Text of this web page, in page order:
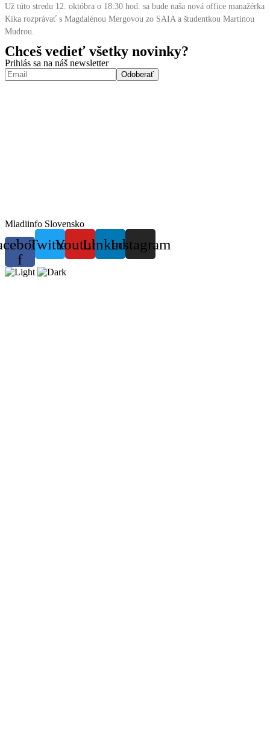
Už túto stredu 12. októbra o 18:30 hod. sa bude naša nová office manažérka
Kika rozprávať s Magdalénou Mergovou zo SAIA a študentkou Martinou
Mudrou.
Chceš vedieť všetky novinky?
Prihlás sa na náš newsletter
Mladiinfo Slovensko
f
TwitterYoutubeLinkedinInstagram